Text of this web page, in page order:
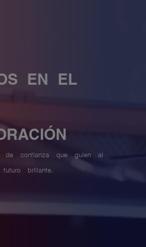
EN EL
de confianza que guíen al
brillante.